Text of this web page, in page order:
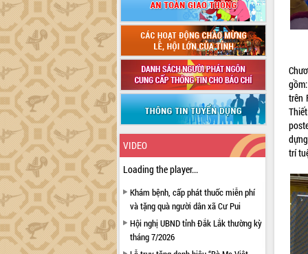
VIDEO
Loading the player...
Khám bệnh, cấp phát thuốc miễn phí
và tặng quà người dân xã Cư Pui
Hội nghị UBND tỉnh Đắk Lắk thường kỳ
tháng 7/2026
trên
trí